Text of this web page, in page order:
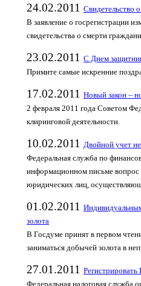
24.02.2011
Свидетельство
В заявление о госрегистрации
свидетельства о смерти
23.02.2011
С Днем
Примите самые искренние
17.02.2011
Новый закон –
2 февраля 2011 года Советом
клиринговой деятельности.
10.02.2011
Двойной учет не
Федеральная служба по
информационном письме вопрос
юридических лиц,
01.02.2011
золота
В Госдуме принят в первом
заниматься добычей золота в
27.01.2011
Федеральная налоговая служба